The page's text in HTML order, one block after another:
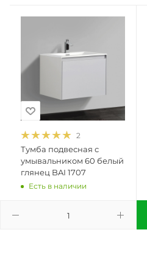
2
Тумба подвесная с
умывальником 60 белый
глянец BAI 1707
Есть в наличии